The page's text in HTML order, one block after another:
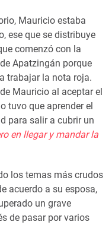
Mauricio estaba
ese que se distribuye
comenzó con la
Apatzingán porque
trabajar la nota roja.
Mauricio al aceptar el
tuvo que aprender el
para salir a cubrir un
en llegar y mandar la
los temas más crudos
acuerdo a su esposa,
un grave
de pasar por varios